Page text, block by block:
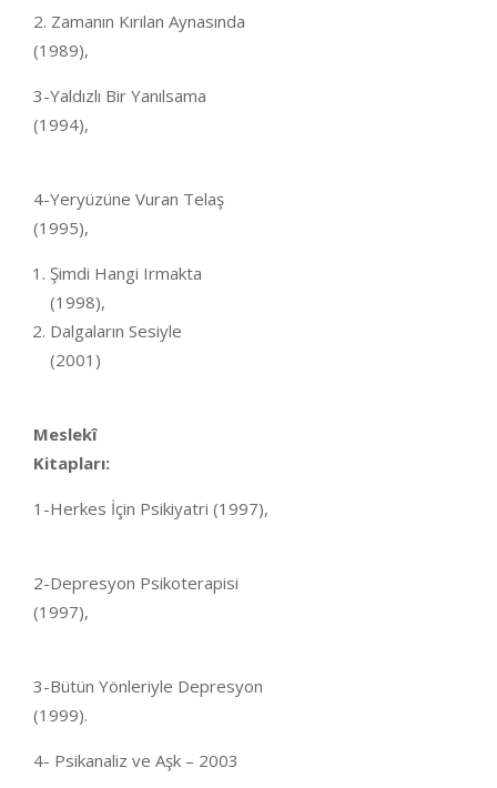
2. Zamanın Kırılan Aynasında
3-Yaldızlı Bir Yanılsama
(1994),
4-Yeryüzüne Vuran Telaş
Şimdi Hangi Irmakta
Dalgaların Sesiyle
(2001)
Meslekî
Kitapları:
1-Herkes İçin Psikiyatri (1997),
2-Depresyon Psikoterapisi
3-Bütün Yönleriyle Depresyon
4- Psikanaliz ve Aşk – 2003